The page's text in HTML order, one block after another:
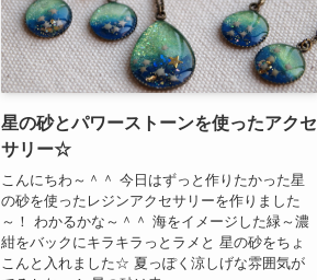
星の砂とパワーストーンを使ったアクセ
サリー☆
こんにちわ～＾＾ 今日はずっと作りたかった星
の砂を使ったレジンアクセサリーを作りました
～！ わかるかな～＾＾ 海をイメージした緑～濃
紺をバックにキラキラっとラメと 星の砂をちょ
こんと入れました☆ 夏っぽく涼しげな雰囲気が